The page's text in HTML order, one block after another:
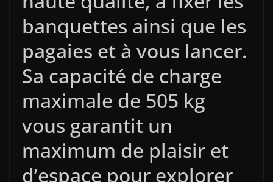
banquettes ainsi que les
pagaies et à vous lancer.
Sa capacité de charge
maximale de 505 kg
vous garantit un
maximum de plaisir et
d’espace pour explorer